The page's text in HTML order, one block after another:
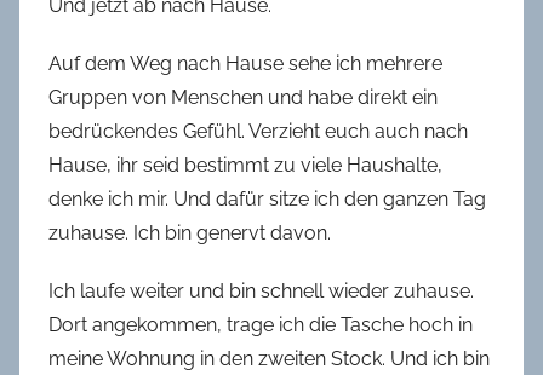
Und jetzt ab nach Hause.
Auf dem Weg nach Hause sehe ich mehrere
Gruppen von Menschen und habe direkt ein
bedrückendes Gefühl. Verzieht euch auch nach
Hause, ihr seid bestimmt zu viele Haushalte,
denke ich mir. Und dafür sitze ich den ganzen Tag
zuhause. Ich bin genervt davon.
Ich laufe weiter und bin schnell wieder zuhause.
Dort angekommen, trage ich die Tasche hoch in
meine Wohnung in den zweiten Stock. Und ich bin